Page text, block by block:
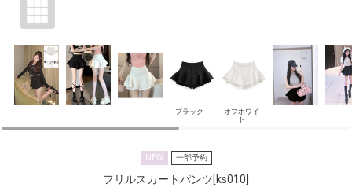
ブラック
オフホワイ
ト
NEW 一部予約
フリルスカートパンツ[ks010]